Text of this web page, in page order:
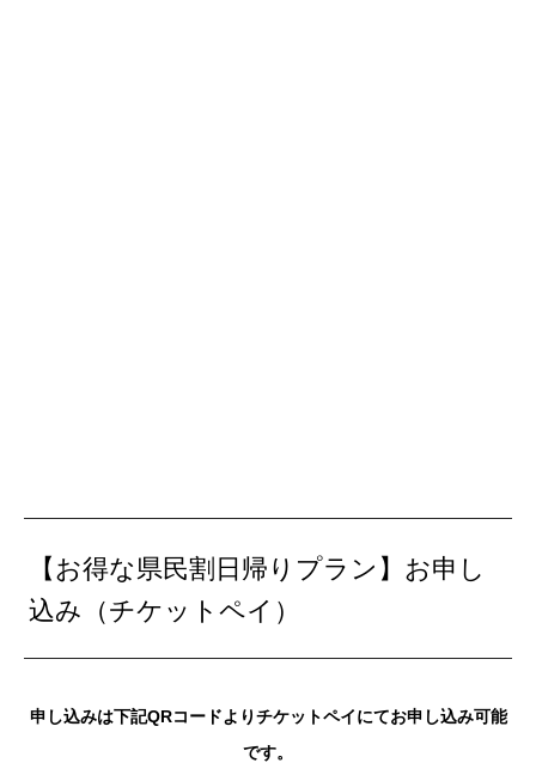
【お得な県民割日帰りプラン】お申し
込み（チケットペイ）
申し込みは下記QRコードよりチケットペイにてお申し込み可能
です。